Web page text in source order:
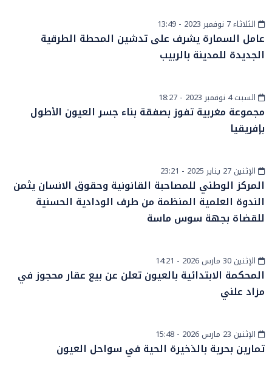
أخبار الصحراءالثلاثاء 7 نوفمبر 2023 - 13:49
عامل السمارة يشرف على تدشين المحطة الطرقية
الجديدة للمدينة بالربيب
أخبار الصحراءالسبت 4 نوفمبر 2023 - 18:27
مجموعة مغربية تفوز بصفقة بناء جسر العيون الأطول
بإفريقيا
أخبار عامةالإثنين 27 يناير 2025 - 23:21
المركز الوطني للمصاحبة القانونية وحقوق الانسان يثمن
الندوة العلمية المنظمة من طرف الودادية الحسنية
للقضاة بجهة سوس ماسة
أخبار الصحراءالإثنين 30 مارس 2026 - 14:21
المحكمة الابتدائية بالعيون تعلن عن بيع عقار محجوز في
مزاد علني
أخبار الصحراءالإثنين 23 مارس 2026 - 15:48
تمارين بحرية بالذخيرة الحية في سواحل العيون